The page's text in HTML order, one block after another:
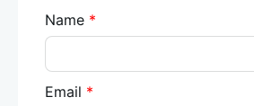
Name *
Email *